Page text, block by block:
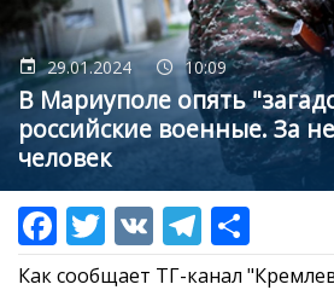
29.01.2024 10:09
В Мариуполе опять
российские военные. За
человек
Как сообщает ТГ-канал